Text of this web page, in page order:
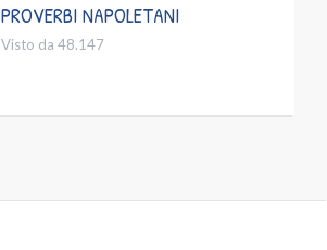
PROVERBI NAPOLETANI
Visto da 48.147